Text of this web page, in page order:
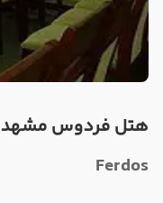
هتل فردوس مشهد
Ferdos